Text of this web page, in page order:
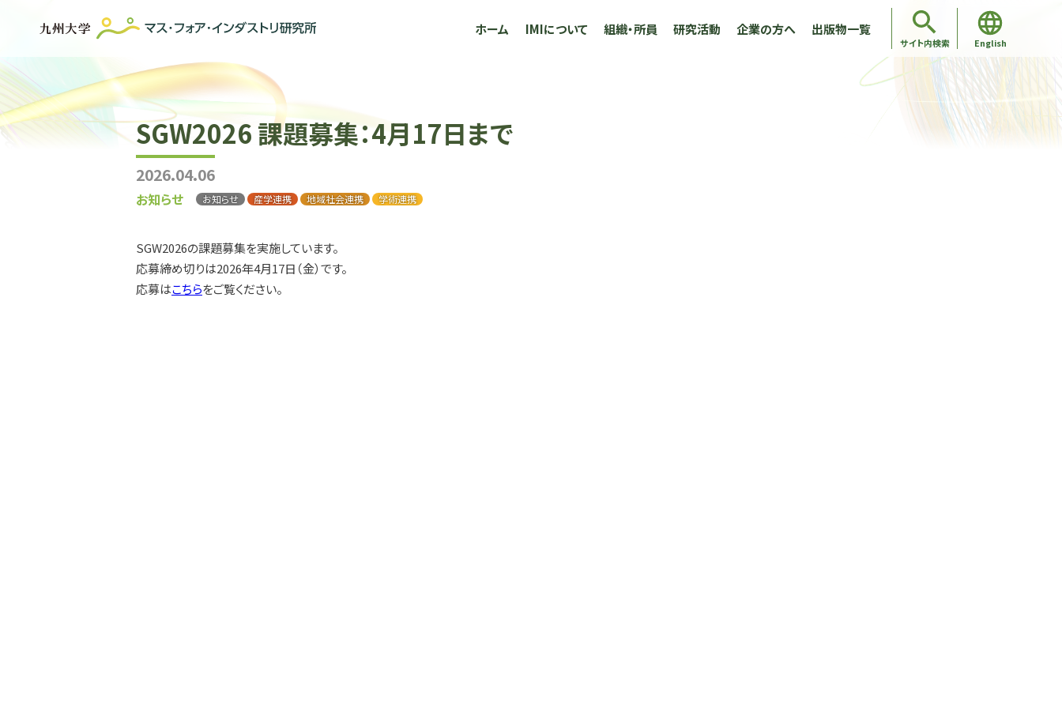
ホーム IMIについて 組織・所員 研究活動 企業の方へ 出版物一覧
サイト内検索 English
SGW2026 課題募集：4月17日まで
2026.04.06
お知らせ お知らせ 産学連携 地域社会連携 学術連携
SGW2026の課題募集を実施しています。
応募締め切りは2026年4月17日（金）です。
応募はこちらをご覧ください。